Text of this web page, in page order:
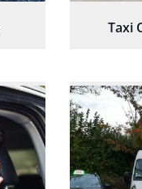
Taxi